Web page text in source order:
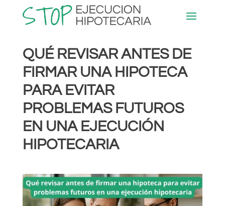
QUÉ REVISAR ANTES DE
FIRMAR UNA HIPOTECA
PARA EVITAR
PROBLEMAS FUTUROS
EN UNA EJECUCIÓN
HIPOTECARIA